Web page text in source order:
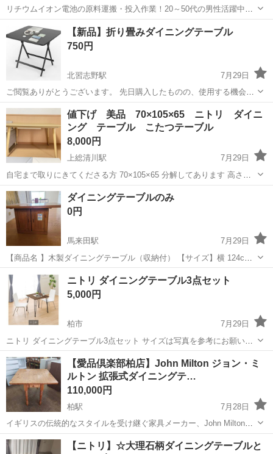
リチウムイオン電池の原料運搬・投入作業！20～50代の男性活躍中★
ワンルーム寮完備！赴任旅費会社負担！年間休日130日★フォークリフ
ト免許お持ちの方、活躍中！就業先食堂利用可★《神奈川県相模原
市》 人気の工場のお仕事 ◇電...
神奈川 相模原市 南橋本駅 その他
【新品】折り畳みダイニングテーブル
750円
北習志野駅
7月29日
ご閲覧ありがとうございます。 先日購入したものの、使用する機会が
なくなり未使用の状態です。 ↓商品ページ、色は黒です。
https://amzn.asia/d/01coNNAe 習志野台７丁目のアパート前...
千葉 船橋市 北習志野駅
値下げ 美品 70×105×65 ニトリ ダイニ
ング テーブル こたつテーブル
8,000円
上総清川駅
7月29日
自宅まで取りにきてくださる方 70×105×65 分解してあります 高さ調
節可能 プラス5000円でニトリのこたつ布団つけます 未使用ですが自
宅保管 必要な方はおっしゃってください
千葉 木更津市 上総清川駅 テーブル
ダイニングテーブルのみ
0円
馬来田駅
7月29日
【商品名 】木製ダイニングテーブル（収納付） 【サイズ】横 124cm
奥行 85cm 高さ 68cm（大体です） 【傷などの状態】使用感あり 【ア
ピールポイント】現在まで普通に使用可能です。使用期間不明。使用
感...
千葉 木更津市 馬来田駅 テーブル 玄関
ニトリ ダイニングテーブル3点セット
5,000円
柏市
7月29日
ニトリ ダイニングテーブル3点セット サイズは写真を参考にお願い致
します。 現物は2枚目となります。 レイソルローソン、ローソン柏名
戸ケ谷一丁目店近くでの受け渡しとなります。 マイホームへ引越しに
向けて多数出品してい...
千葉 柏市 テーブル
【愛品倶楽部柏店】John Milton ジョン・ミ
ルトン 拡張式ダイニングテ…
110,000円
柏駅
7月28日
イギリスの伝統的なスタイルを受け継ぐ家具メーカー、John Miltonの
一品。 木の温もりをそのまま生かしたパイン材の表情がたまらないペ
ンブロークテーブルです。 使う人数やスペースに合わせて天板の両端
千葉 柏市 柏駅 テーブル
【ニトリ】☆大理石柄ダイニングテーブルと